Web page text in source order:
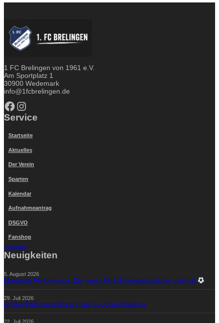
1 FC Brelingen von 1961 e.V.
Am Sportplatz 1
30900 Wedemark
info@1fcbrelingen.de
Facebook Instagram
Service
Startseite
Aktuelles
Der Verein
Sparten
Kalendar
Aufnahmeantrag
DSGVO
Fanshop
Anmelden
Neuigkeiten
5. August 2026
Maximale Performance: Die neuen Mini Schienbeinschoner sind da!
29. Juli 2026
Großer Prüfungsandrang in der Ju-Jutsu Abteilung
22. Juli 2026